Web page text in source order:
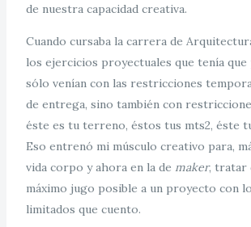
de nuestra capacidad creativa.
Cuando cursaba la carrera de
los ejercicios proyectuales que tenía
sólo venían con las restricciones
de entrega, sino también con
éste es tu terreno, éstos tus mts2, éste
Eso entrenó mi músculo creativo para,
vida corpo y ahora en la de maker, tratar
máximo jugo posible a un proyecto con
limitados que cuento.